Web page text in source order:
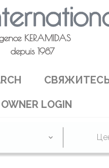
KERAMIDAS
depuis 1987
OWNER LOGIN